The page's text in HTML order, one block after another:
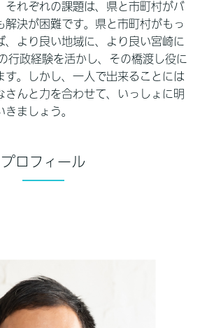
それぞれの課題は、県と市町村がバ
解決が困難です。県と市町村がもっ
、より良い地域に、より良い宮崎に
行政経験を活かし、その橋渡し役に
す。しかし、一人で出来ることには
さんと力を合わせて、いっしょに明
ましょう。
プロフィール